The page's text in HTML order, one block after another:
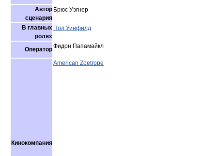
Автор
сценария
Брюс Уэгнер
В главных
ролях
Пол Уинфилд
ОператорФидон Папамайкл
Кинокомпания
American Zoetrope